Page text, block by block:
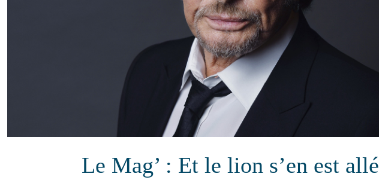
Le Mag’ : Et le lion s’en est allé